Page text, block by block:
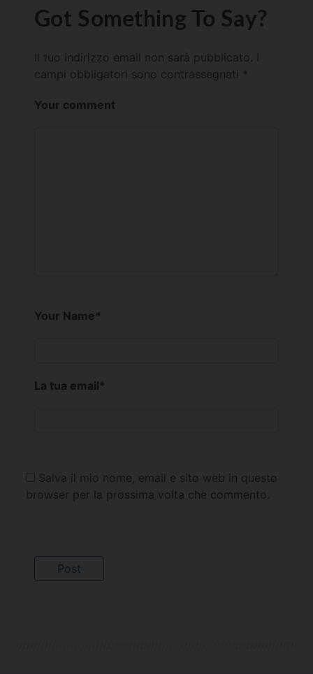
Got Something To Say?
Il tuo indirizzo email non sarà pubblicato.
campi obbligatori sono contrassegnati *
Your comment
Your Name*
La tua email*
Salva il mio nome, email e sito web in questo
browser per la prossima volta che commento.